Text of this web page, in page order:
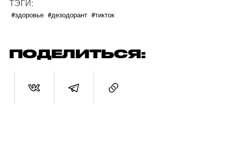
ТЭГИ:
#здоровье #дезодорант #тикток
ПОДЕЛИТЬСЯ: